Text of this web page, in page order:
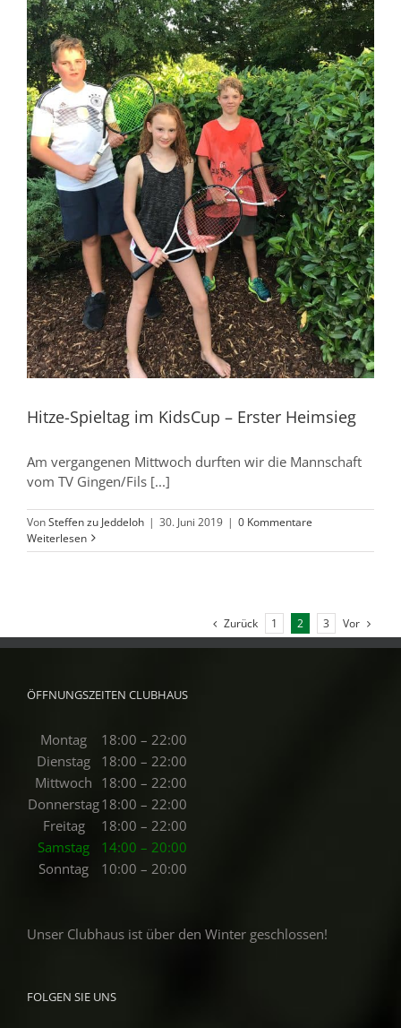
Hitze-Spieltag im KidsCup – Erster Heimsieg
Am vergangenen Mittwoch durften wir die Mannschaft
vom TV Gingen/Fils [...]
VonSteffen zu Jeddeloh | 30. Juni 2019 | 0 Kommentare
Weiterlesen
Zurück 1 2 3 Vor
ÖFFNUNGSZEITEN CLUBHAUS
Montag
18:00 – 22:00
Dienstag
18:00 – 22:00
Mittwoch 18:00 – 22:00
Donnerstag18:00 – 22:00
Freitag
18:00 – 22:00
Samstag
14:00 – 20:00
Sonntag
10:00 – 20:00
Unser Clubhaus ist über den Winter geschlossen!
FOLGEN SIE UNS